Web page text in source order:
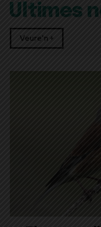
Últimes
Veure'n +